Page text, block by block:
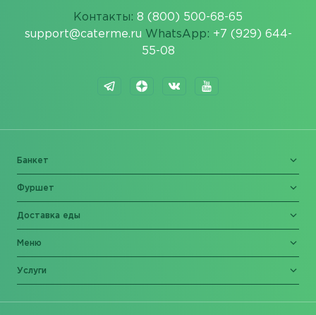
Контакты: 8 (800) 500-68-65
support@caterme.ru WhatsApp: +7 (929) 644-
55-08
Банкет
Фуршет
Доставка еды
Меню
Услуги